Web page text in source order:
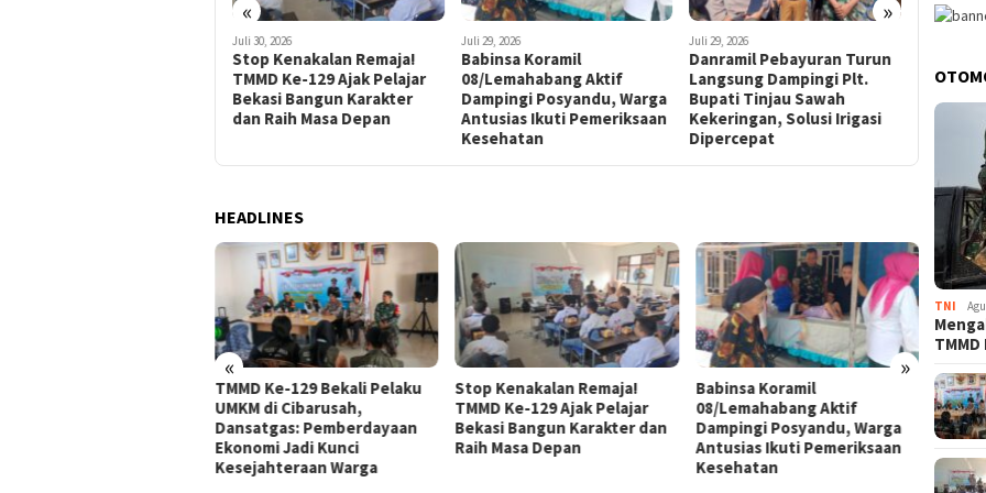
« »
Juli 30, 2026
Stop Kenakalan Remaja!
TMMD Ke-129 Ajak Pelajar
Bekasi Bangun Karakter
dan Raih Masa Depan
Juli 29, 2026
Babinsa Koramil
08/Lemahabang Aktif
Dampingi Posyandu, Warga
Antusias Ikuti Pemeriksaan
Kesehatan
Juli 29, 2026
Danramil Pebayuran Turun
Langsung Dampingi Plt.
Bupati Tinjau Sawah
Kekeringan, Solusi Irigasi
Dipercepat
Ke-129
dan
HEADLINES
« »
TMMD Ke-129 Bekali Pelaku
UMKM di Cibarusah,
Dansatgas: Pemberdayaan
Ekonomi Jadi Kunci
Kesejahteraan Warga
Stop Kenakalan Remaja!
TMMD Ke-129 Ajak Pelajar
Bekasi Bangun Karakter dan
Raih Masa Depan
Babinsa Koramil
08/Lemahabang Aktif
Dampingi Posyandu, Warga
Antusias Ikuti Pemeriksaan
Kesehatan
TNI